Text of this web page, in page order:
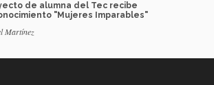
de alumna del Tec recibe
"Mujeres Imparables"
Martínez